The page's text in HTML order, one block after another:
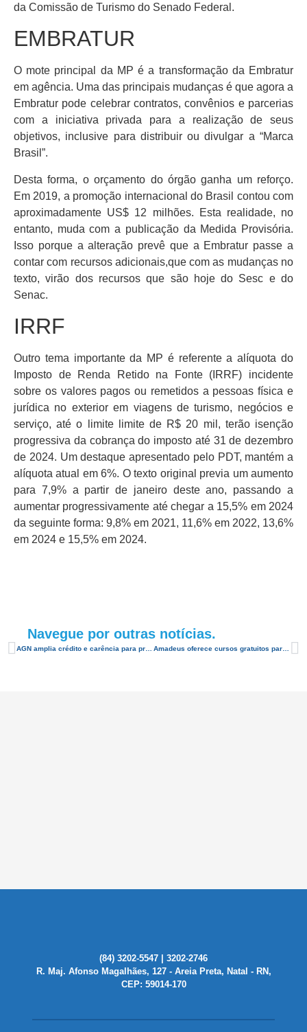
da Comissão de Turismo do Senado Federal.
EMBRATUR
O mote principal da MP é a transformação da Embratur
em agência. Uma das principais mudanças é que agora a
Embratur pode celebrar contratos, convênios e parcerias
com a iniciativa privada para a realização de seus
objetivos, inclusive para distribuir ou divulgar a “Marca
Brasil”.
Desta forma, o orçamento do órgão ganha um reforço.
Em 2019, a promoção internacional do Brasil contou com
aproximadamente US$ 12 milhões. Esta realidade, no
entanto, muda com a publicação da Medida Provisória.
Isso porque a alteração prevê que a Embratur passe a
contar com recursos adicionais,que com as mudanças no
texto, virão dos recursos que são hoje do Sesc e do
Senac.
IRRF
Outro tema importante da MP é referente a alíquota do
Imposto de Renda Retido na Fonte (IRRF) incidente
sobre os valores pagos ou remetidos a pessoas física e
jurídica no exterior em viagens de turismo, negócios e
serviço, até o limite limite de R$ 20 mil, terão isenção
progressiva da cobrança do imposto até 31 de dezembro
de 2024. Um destaque apresentado pelo PDT, mantém a
alíquota atual em 6%. O texto original previa um aumento
para 7,9% a partir de janeiro deste ano, passando a
aumentar progressivamente até chegar a 15,5% em 2024
da seguinte forma: 9,8% em 2021, 11,6% em 2022, 13,6%
em 2024 e 15,5% em 2024.
Navegue por outras notícias.
Amadeus oferece cursos gratuitos para o setor hoteleiro
(84) 3202-5547 | 3202-2746
R. Maj. Afonso Magalhães, 127 - Areia Preta, Natal - RN,
CEP: 59014-170